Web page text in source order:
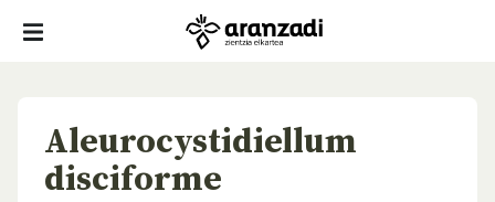
Aleurocystidiellum
disciforme